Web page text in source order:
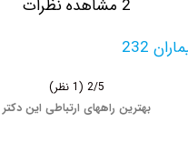
بهترین راههای ارتباطی این دکتر